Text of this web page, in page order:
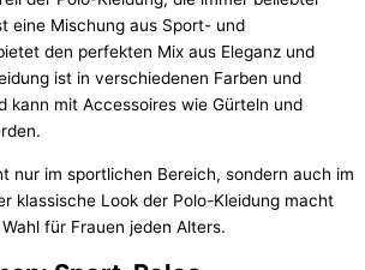
eine Mischung aus Sport- und
den perfekten Mix aus Eleganz und
ist in verschiedenen Farben und
kann mit Accessoires wie Gürteln und
nur im sportlichen Bereich, sondern auch im
klassische Look der Polo-Kleidung macht
für Frauen jeden Alters.